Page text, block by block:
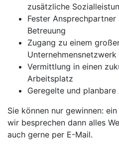
zusätzliche
Fester
Betreuung
Zugang zu einem
Unternehmensnetzwerk
Vermittlung in einen
Arbeitsplatz
Geregelte und
Sie können nur gewinnen:
wir besprechen dann alles
auch gerne per E-Mail.